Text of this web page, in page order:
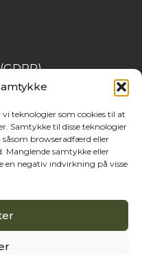
vi teknologier som cookies til at
Samtykke til disse teknologier
browseradfærd eller
Manglende samtykke eller
negativ indvirkning på visse
af Cassandre Thibaut